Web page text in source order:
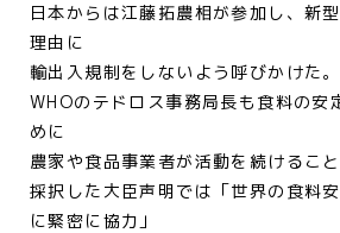
日本からは江藤拓農相が参加し、新
理由に
輸出入規制をしないよう呼びかけた。
WHOのテドロス事務局長も食料の安
めに
農家や食品事業者が活動を続けること
採択した大臣声明では「世界の食料
に緊密に協力」